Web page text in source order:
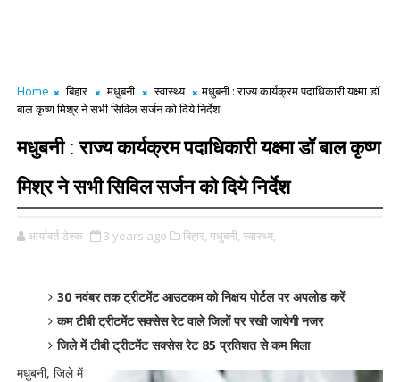
Home बिहार मधुबनी स्वास्थ्य
मधुबनी : राज्य कार्यक्रम पदाधिकारी यक्ष्मा डॉ
बाल कृष्ण मिश्र ने सभी सिविल सर्जन को दिये निर्देश
मधुबनी : राज्य कार्यक्रम पदाधिकारी यक्ष्मा डॉ बाल कृष्ण
मिश्र ने सभी सिविल सर्जन को दिये निर्देश
आर्यावर्त डेस्क 3 years ago बिहार, मधुबनी, स्वास्थ्य,
30 नवंबर तक ट्रीटमेंट आउटकम को निक्षय पोर्टल पर अपलोड करें
कम टीबी ट्रीटमेंट सक्सेस रेट वाले जिलों पर रखी जायेगी नजर
जिले में टीबी ट्रीटमेंट सक्सेस रेट 85 प्रतिशत से कम मिला
मधुबनी, जिले में